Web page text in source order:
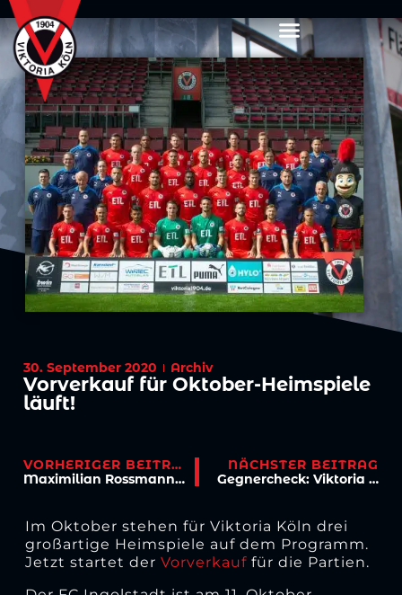
30. September 2020 Archiv
Vorverkauf für Oktober-Heimspiele
läuft!
VORHERIGER BEITRAG
Maximilian Rossmann im Porträt
NÄCHSTER BEITRAG
Gegnercheck: Viktoria muss in Magdeburg ran
Im Oktober stehen für Viktoria Köln drei
großartige Heimspiele auf dem Programm.
Jetzt startet der Vorverkauffür die Partien.